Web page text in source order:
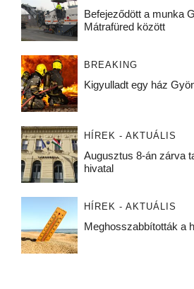
Befejeződött a munka
Mátrafüred között
BREAKING
Kigyulladt egy ház
HÍREK - AKTUÁLIS
Augusztus 8-án zárva
hivatal
HÍREK - AKTUÁLIS
Meghosszabbították a